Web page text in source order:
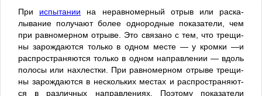
При испытании на неравномерный отрыв или раска­
лывание получают более однородные показатели, чем
при равномерном отрыве. Это связано с тем, что трещи­
ны зарождаются только в одном месте — у кромки —и
распространяются только в одном направлении — вдоль
полосы или нахлестки. При равномерном отрыве трещи­
ны зарождаются в нескольких местах и распространяют­
ся в различных направлениях. Поэтому показатели